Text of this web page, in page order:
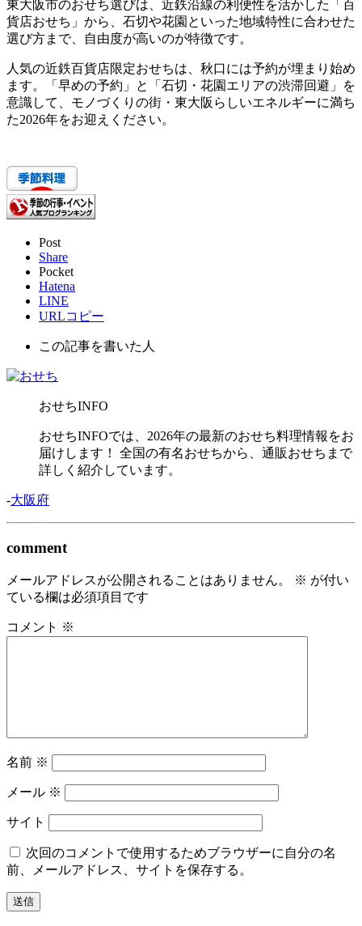
東大阪市のおせち選びは、近鉄沿線の利便性を活かした「百
貨店おせち」から、石切や花園といった地域特性に合わせた
選び方まで、自由度が高いのが特徴です。
人気の近鉄百貨店限定おせちは、秋口には予約が埋まり始め
ます。
「早めの予約」と「石切・花園エリアの渋滞回避」
を
意識して、モノづくりの街・東大阪らしいエネルギーに満ち
た2026年をお迎えください。
Post
Share
Pocket
Hatena
LINE
URLコピー
この記事を書いた人
おせちINFO
おせちINFOでは、2026年の最新のおせち料理情報をお
届けします！ 全国の有名おせちから、通販おせちまで
詳しく紹介しています。
-大阪府
comment
メールアドレスが公開されることはありません。 ※ が付い
ている欄は必須項目です
コメント ※
名前 ※
メール ※
サイト
次回のコメントで使用するためブラウザーに自分の名
前、メールアドレス、サイトを保存する。